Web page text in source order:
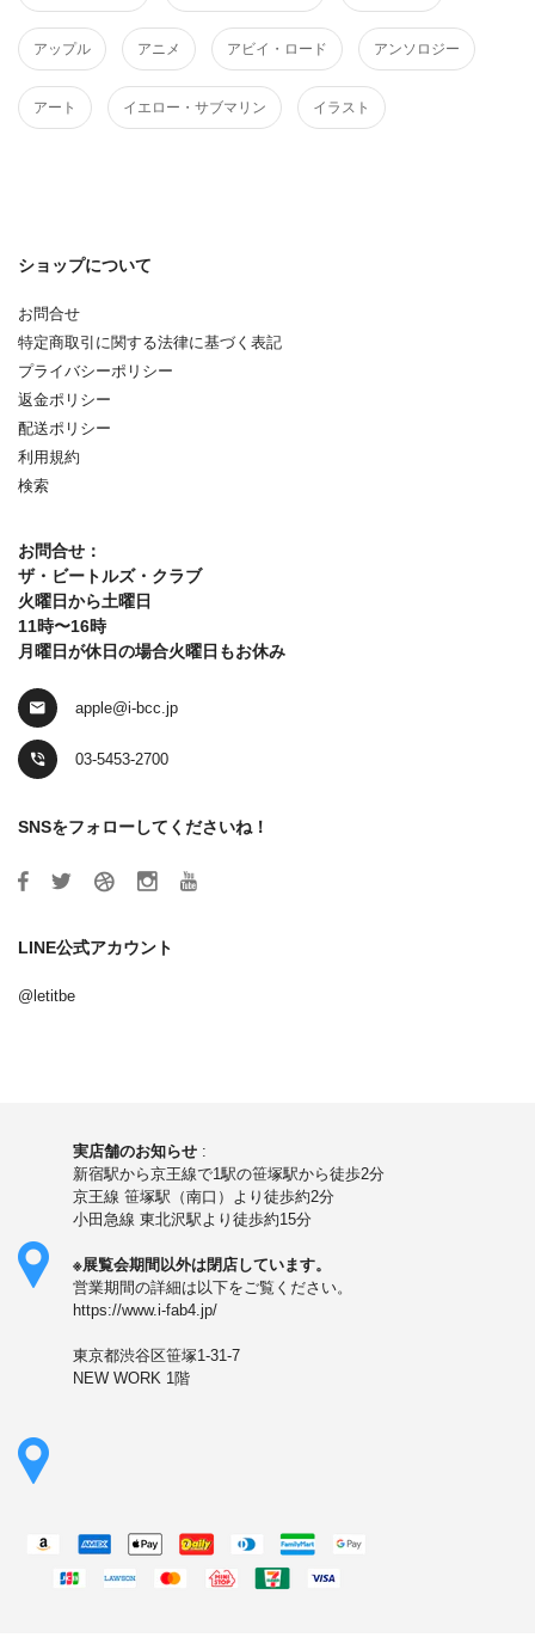
アップル アニメ アビイ・ロード アンソロジー
アート イエロー・サブマリン イラスト
ショップについて
お問合せ
特定商取引に関する法律に基づく表記
プライバシーポリシー
返金ポリシー
配送ポリシー
利用規約
検索
お問合せ：
ザ・ビートルズ・クラブ
火曜日から土曜日
11時〜16時
月曜日が休日の場合火曜日もお休み
apple@i-bcc.jp
03-5453-2700
SNSをフォローしてくださいね！
LINE公式アカウント
@letitbe
実店舗のお知らせ :
新宿駅から京王線で1駅の笹塚駅から徒歩2分
京王線 笹塚駅（南口）より徒歩約2分
小田急線 東北沢駅より徒歩約15分
※展覧会期間以外は閉店しています。
営業期間の詳細は以下をご覧ください。
https://www.i-fab4.jp/
東京都渋谷区笹塚1-31-7
NEW WORK 1階